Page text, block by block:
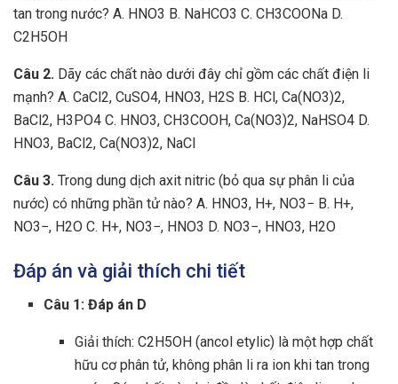
tan trong nước? A. HNO3 B. NaHCO3 C. CH3COONa D.
C2H5OH
Câu 2. Dãy các chất nào dưới đây chỉ gồm các chất điện li
mạnh? A. CaCl2, CuSO4, HNO3, H2S B. HCl, Ca(NO3)2,
BaCl2, H3PO4 C. HNO3, CH3COOH, Ca(NO3)2, NaHSO4 D.
HNO3, BaCl2, Ca(NO3)2, NaCl
Câu 3. Trong dung dịch axit nitric (bỏ qua sự phân li của
nước) có những phần tử nào? A. HNO3, H+, NO3− B. H+,
NO3−, H2O C. H+, NO3−, HNO3 D. NO3−, HNO3, H2O
Đáp án và giải thích chi tiết
Câu 1: Đáp án D
Giải thích: C2H5OH (ancol etylic) là một hợp chất
hữu cơ phân tử, không phân li ra ion khi tan trong